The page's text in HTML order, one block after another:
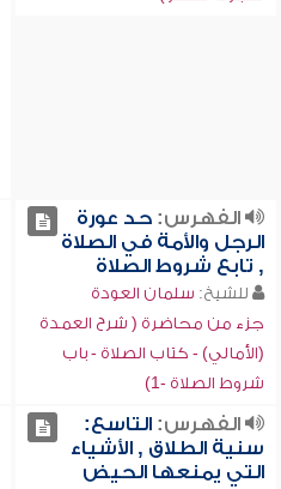
الفهرس:حد عورة
الرجل والأمة في الصلاة
, تابع شروط الصلاة
للشيخ: سلمان العودة
جزء من محاضرة ( شرح العمدة
(الأمالي) - كتاب الصلاة - باب
شروط الصلاة -1)
الفهرس:التاسع:
سنية الطلاق , الأشياء
التي يمنعها الحيض